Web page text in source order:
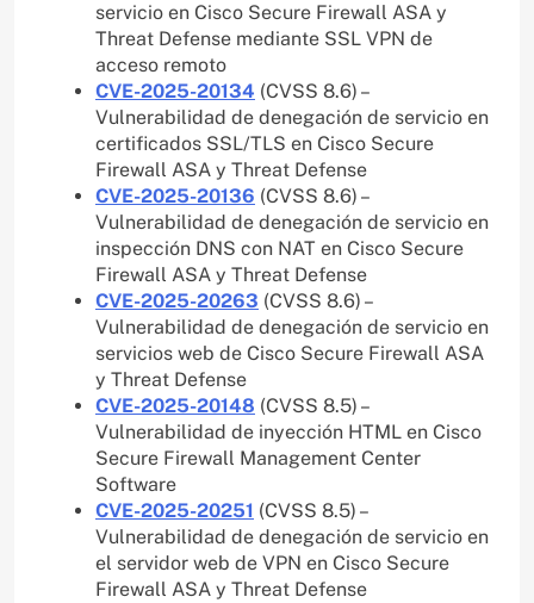
servicio en Cisco Secure Firewall ASA y
Threat Defense mediante SSL VPN de
acceso remoto
CVE-2025-20134 (CVSS 8.6) –
Vulnerabilidad de denegación de servicio en
certificados SSL/TLS en Cisco Secure
Firewall ASA y Threat Defense
CVE-2025-20136 (CVSS 8.6) –
Vulnerabilidad de denegación de servicio en
inspección DNS con NAT en Cisco Secure
Firewall ASA y Threat Defense
CVE-2025-20263 (CVSS 8.6) –
Vulnerabilidad de denegación de servicio en
servicios web de Cisco Secure Firewall ASA
y Threat Defense
CVE-2025-20148 (CVSS 8.5) –
Vulnerabilidad de inyección HTML en Cisco
Secure Firewall Management Center
Software
CVE-2025-20251 (CVSS 8.5) –
Vulnerabilidad de denegación de servicio en
el servidor web de VPN en Cisco Secure
Firewall ASA y Threat Defense